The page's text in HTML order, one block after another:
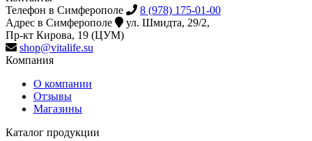
Телефон в Симферополе
8 (978) 175-01-00
Адрес в Симферополе
ул. Шмидта, 29/2,
Пр-кт Кирова, 19 (ЦУМ)
shop@vitalife.su
Компания
О компании
Отзывы
Магазины
Каталог продукции